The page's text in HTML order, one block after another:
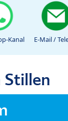
Kanal E-Mail /